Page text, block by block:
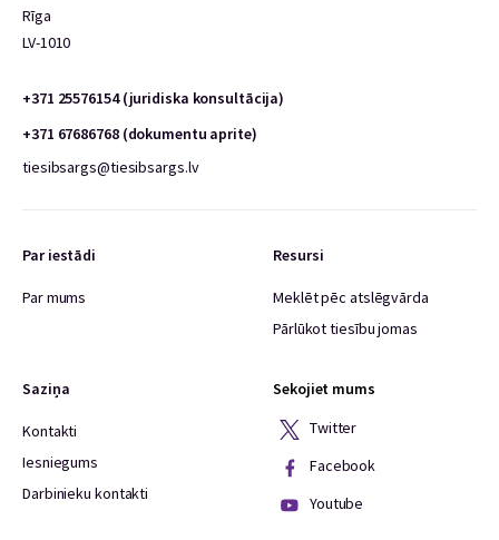
Rīga
LV-1010
+371 25576154 (juridiska konsultācija)
+371 67686768 (dokumentu aprite)
tiesibsargs@tiesibsargs.lv
Par iestādi
Par mums
Resursi
Meklēt pēc atslēgvārda
Pārlūkot tiesību jomas
Saziņa
Kontakti
Iesniegums
Darbinieku kontakti
Sekojiet mums
Twitter
Facebook
Youtube